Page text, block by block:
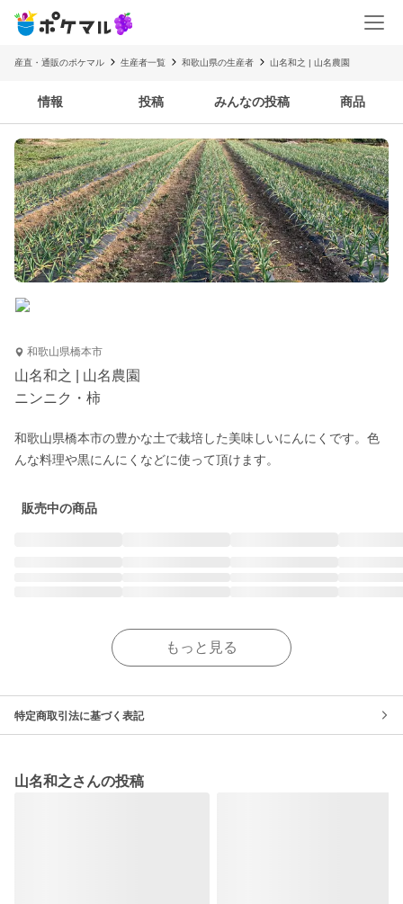
産直・通販のポケマル 生産者一覧 和歌山県の生産者 山名和之 | 山名農園
情報 投稿 みんなの投稿 商品
和歌山県橋本市
山名和之 | 山名農園
ニンニク・柿
和歌山県橋本市の豊かな土で栽培した美味しいにんにくです。色
販売中の商品
もっと見る
特定商取引法に基づく表記
山名和之さんの投稿